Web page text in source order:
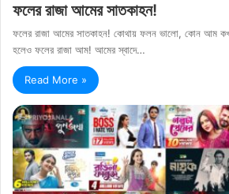
ফলের রাজা আমের সাতকাহন!
ফলের রাজা আমের সাতকাহন! কোথায় ফলন ভালো, কোন আম
হলেও ফলের রাজা আম! আমের স্বাদে…
Read More »